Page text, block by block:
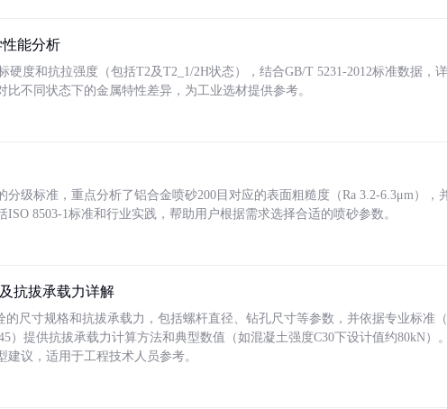
能分析
硬度和抗拉强度（包括T2及T2_1/2H状态），结合GB/T 5231-2012标准数据，
比不同状态下的金属特性差异，为工业选材提供参考。
分级标准，重点分析了铝合金喷砂200目对应的表面粗糙度（Ra 3.2-6.3μm），
ISO 8503-1标准和行业实践，帮助用户根据需求选择合适的喷砂参数。
抗拔承载力详解
的尺寸规格和抗拔承载力，包括螺杆直径、钻孔尺寸等参数，并依据专业标准
）提供抗拔承载力计算方法和典型数值（如混凝土强度C30下设计值约80kN）
议，适用于工程技术人员参考。